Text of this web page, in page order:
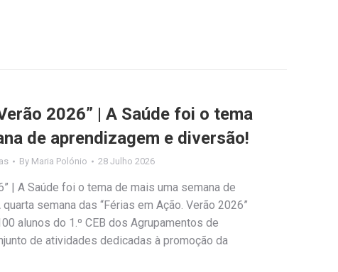
2026” | A Saúde foi o tema
de aprendizagem e diversão!
By Maria Polónio 28 Julho 2026
| A Saúde foi o tema de mais uma semana de
semana das “Férias em Ação. Verão 2026”
alunos do 1.º CEB dos Agrupamentos de
de atividades dedicadas à promoção da